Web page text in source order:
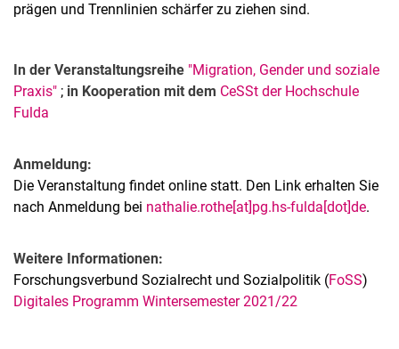
prägen und Trennlinien schärfer zu ziehen sind.
In der Veranstaltungsreihe "Migration, Gender und soziale
Praxis" ; in Kooperation mit dem CeSSt der Hochschule
Fulda
Anmeldung:
Die Veranstaltung findet online statt. Den Link erhalten Sie
nach Anmeldung bei nathalie.rothe[at]pg.hs-fulda[dot]de.
Weitere Informationen:
For­schungs­ver­bund So­zi­al­recht und So­zi­al­po­li­tik (FoSS)
Digitales Programm Wintersemester 2021/22